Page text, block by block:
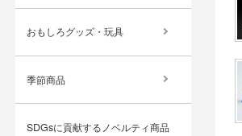
おもしろグッズ・玩具
季節商品
SDGsに貢献するノベルティ商品